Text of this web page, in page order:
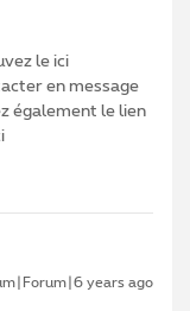
le ici
en message
également le lien
years ago